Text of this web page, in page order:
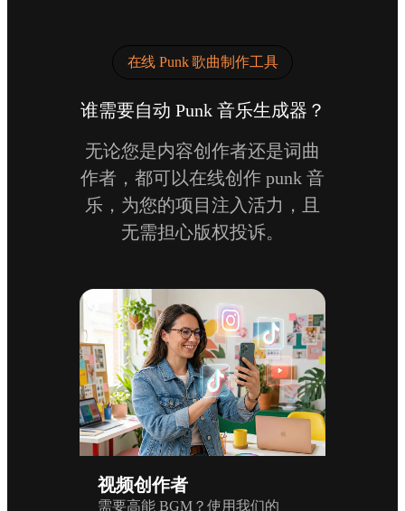
在线 Punk 歌曲制作工具
谁需要自动 Punk 音乐生成器？
无论您是内容创作者还是词曲
作者，都可以在线创作 punk 音
乐，为您的项目注入活力，且
无需担心版权投诉。
视频创作者
需要高能 BGM？使用我们的